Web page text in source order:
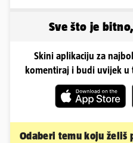
Sve što je
Skini aplikaciju za
komentiraj i budi uvijek u
Odaberi temu koju želiš